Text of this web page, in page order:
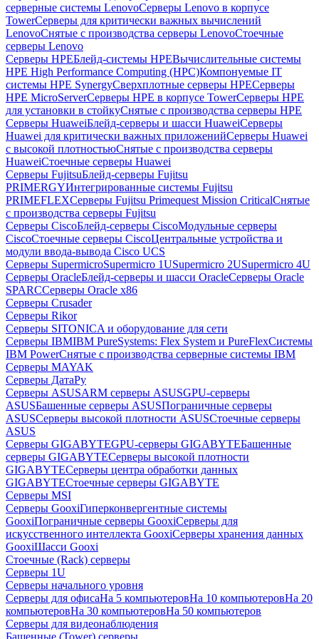
серверные системы LenovoСерверы Lenovo в корпусе
TowerСерверы для критически важных вычислений
LenovoСнятые с производства серверы LenovoСтоечные
серверы Lenovo
Серверы HPEБлейд-системы HPEВычислительные системы
HPE High Performance Computing (HPC)Компонуемые IT
системы HPE SynergyСверхплотные серверы HPEСерверы
HPE MicroServerСерверы HPE в корпусе TowerСерверы HPE
для установки в стойкуСнятые с производства серверы HPE
Серверы HuaweiБлейд-серверы и шасси HuaweiСерверы
Huawei для критически важных приложенийСерверы Huawei
с высокой плотностьюСнятые с производства серверы
HuaweiСтоечные серверы Huawei
Серверы FujitsuБлейд-серверы Fujitsu
PRIMERGYИнтегрированные системы Fujitsu
PRIMEFLEXСерверы Fujitsu Primequest Mission CriticalСнятые
с производства серверы Fujitsu
Серверы CiscoБлейд-серверы CiscoМодульные серверы
CiscoСтоечные серверы CiscoЦентральные устройства и
модули ввода-вывода Cisco UCS
Серверы SupermicroSupermicro 1USupermicro 2USupermicro 4U
Серверы OracleБлейд-серверы и шасси OracleСерверы Oracle
SPARCСерверы Oracle x86
Серверы Crusader
Серверы Rikor
Серверы SITONICA и оборудование для сети
Серверы IBMIBM PureSystems: Flex System и PureFlexСистемы
IBM PowerСнятые с производства серверные системы IBM
Серверы MAYAK
Серверы ДатаРу
Серверы ASUSARM серверы ASUSGPU-серверы
ASUSБашенные серверы ASUSПограничные серверы
ASUSСерверы высокой плотности ASUSСтоечные серверы
ASUS
Серверы GIGABYTEGPU-серверы GIGABYTEБашенные
серверы GIGABYTEСерверы высокой плотности
GIGABYTEСерверы центра обработки данных
GIGABYTEСтоечные серверы GIGABYTE
Серверы MSI
Серверы GooxiГиперконвергентные системы
GooxiПограничные серверы GooxiСерверы для
искусственного интеллекта GooxiСерверы хранения данных
GooxiШасси Gooxi
Стоечные (Rack) серверы
Серверы 1U
Серверы начального уровня
Серверы для офисаНа 5 компьютеровНа 10 компьютеровНа 20
компьютеровНа 30 компьютеровНа 50 компьютеров
Серверы для видеонаблюдения
Башенные (Tower) серверы